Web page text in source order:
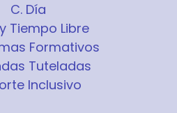
C. Día
Tiempo Libre
Formativos
Tuteladas
Inclusivo